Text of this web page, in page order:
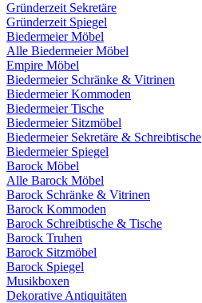
Gründerzeit Sekretäre
Gründerzeit Spiegel
Biedermeier Möbel
Alle Biedermeier Möbel
Empire Möbel
Biedermeier Schränke & Vitrinen
Biedermeier Kommoden
Biedermeier Tische
Biedermeier Sitzmöbel
Biedermeier Sekretäre & Schreibtische
Biedermeier Spiegel
Barock Möbel
Alle Barock Möbel
Barock Schränke & Vitrinen
Barock Kommoden
Barock Schreibtische & Tische
Barock Truhen
Barock Sitzmöbel
Barock Spiegel
Musikboxen
Dekorative Antiquitäten